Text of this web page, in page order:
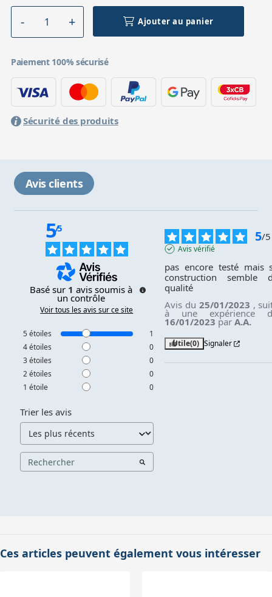
Ajouter au panier
Paiement 100% sécurisé
Sécurité des produits
Avis clients
5/5
Basé sur 1 avis soumis à
un contrôle
Voir tous les avis sur ce site
5étoiles
1
4étoiles
0
3étoiles
0
2étoiles
0
1 étoile 0
Trier les avis
5/5
Avis vérifié
pas encore testé mais
construction semble
qualité
Avis du 25/01/2023 ,
à une expérience
16/01/2023 parA.A.
Utile(0) Signaler
Ces articles peuvent également vous intéresser